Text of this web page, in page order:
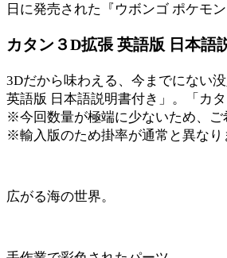
日に発売された『ウボンゴ ポケモ
カタン３D拡張 英語版 日本語
3Dだから味わえる、今までにない
英語版 日本語説明書付き」。「カ
※今回数量が極端に少ないため、ご
※輸入版のため掛率が通常と異なり
広がる海の世界。